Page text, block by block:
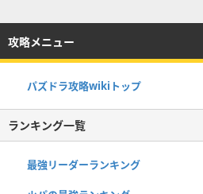
攻略メニュー
パズドラ攻略wikiトップ
ランキング一覧
最強リーダーランキング